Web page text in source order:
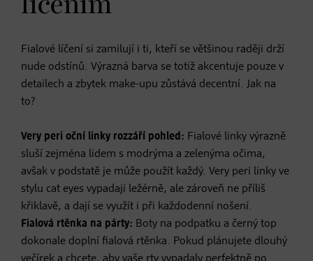
Fialové líčení si zamilují i ti, kteří se většinou raději drží
nude odstínů. Výrazná barva se totiž akcentuje pouze v
detailech a zbytek make-upu zůstává decentní. Jak na
to?
Very peri oční linky rozzáří pohled: Fialové linky výrazně
sluší zejména lidem s modrýma a zelenýma očima,
avšak v podstatě je může použít každý. Very peri linky ve
stylu cat eyes vypadají ležérně, ale zároveň ne příliš
křiklavě, a dají se využít i při každodenní nošení.
Fialová rtěnka na párty: Boty na podpatku a černý top
dokonale doplní fialová rtěnka. Pokud plánujete dlouhý
večírek a chcete, aby vaše rty vypadaly perfektně po